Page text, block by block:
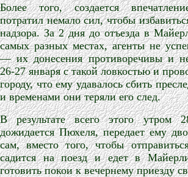
Более того, создается
потратил немало сил, чтобы
надзора. За 2 дня до отъезда в
самых разных местах, агенты не
— их донесения противоречивы и
26-27 января с такой ловкостью и
городу, что ему удавалось сбить
и временами они теряли его след.
В результате всего этого утром
дожидается Пюхеля, передает ему
сам, вместо того, чтобы
садится на поезд и едет в
готовить покои к вечернему приезду